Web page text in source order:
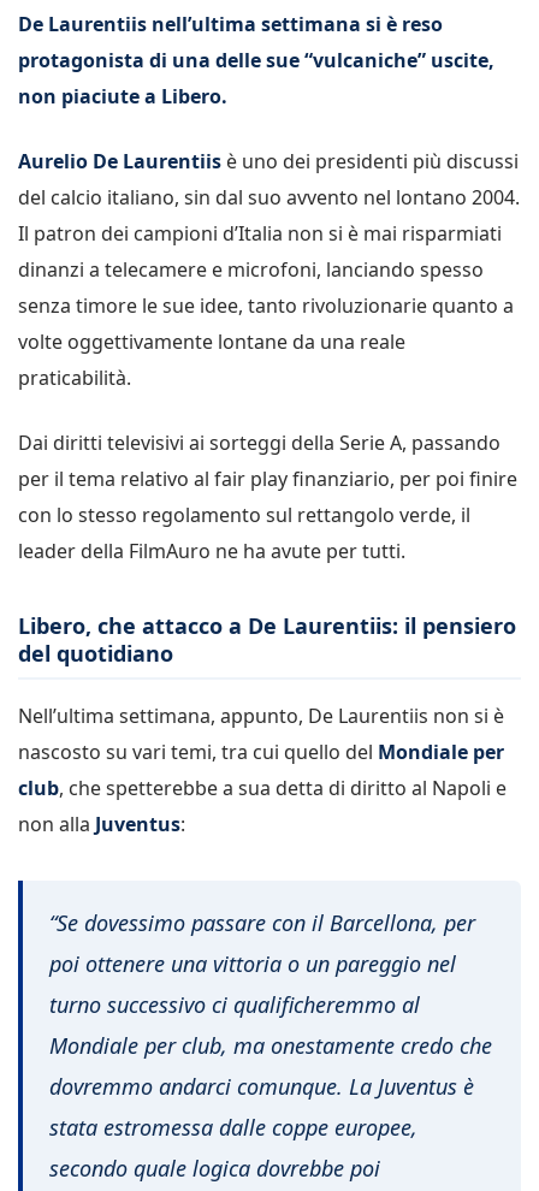
De Laurentiis nell’ultima settimana si è reso
protagonista di una delle sue “vulcaniche” uscite,
non piaciute a Libero.
Aurelio De Laurentiis è uno dei presidenti più discussi
del calcio italiano, sin dal suo avvento nel lontano 2004.
Il patron dei campioni d’Italia non si è mai risparmiati
dinanzi a telecamere e microfoni, lanciando spesso
senza timore le sue idee, tanto rivoluzionarie quanto a
volte oggettivamente lontane da una reale
praticabilità.
Dai diritti televisivi ai sorteggi della Serie A, passando
per il tema relativo al fair play finanziario, per poi finire
con lo stesso regolamento sul rettangolo verde, il
leader della FilmAuro ne ha avute per tutti.
Libero, che attacco a De Laurentiis: il pensiero
del quotidiano
Nell’ultima settimana, appunto, De Laurentiis non si è
nascosto su vari temi, tra cui quello del Mondiale per
club, che spetterebbe a sua detta di diritto al Napoli e
non alla Juventus:
“Se dovessimo passare con il Barcellona, per
poi ottenere una vittoria o un pareggio nel
turno successivo ci qualificheremmo al
Mondiale per club, ma onestamente credo che
dovremmo andarci comunque. La Juventus è
stata estromessa dalle coppe europee,
secondo quale logica dovrebbe poi